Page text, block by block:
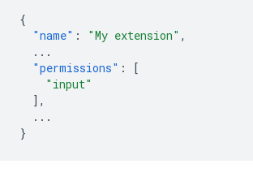
{
"name" : "My extension" ,
...
"permissions" :
[
"input"
],
...
}